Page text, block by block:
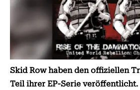
Skid Row haben den offiziellen
Teil ihrer EP-Serie veröffentlicht.